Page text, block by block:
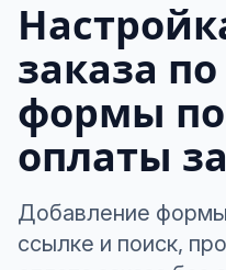
заказа
формы
оплаты
Добавление
ссылке и поиск,